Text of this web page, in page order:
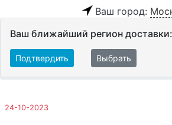
Ваш город:
Ваш ближайший регион
Подтвердить Выбрать
24-10-2023